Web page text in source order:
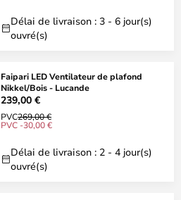
Délai de livraison : 3 - 6 jour(s)
ouvré(s)
Faipari LED Ventilateur de plafond
Nikkel/Bois - Lucande
239,00 €
PVC269,00 €
PVC -30,00 €
Délai de livraison : 2 - 4 jour(s)
ouvré(s)